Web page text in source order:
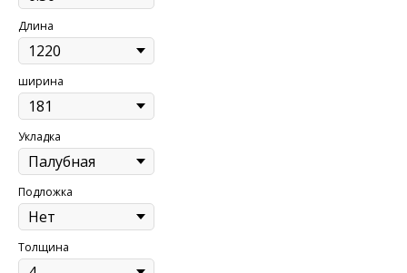
Длина
ширина
Укладка
Подложка
Толщина